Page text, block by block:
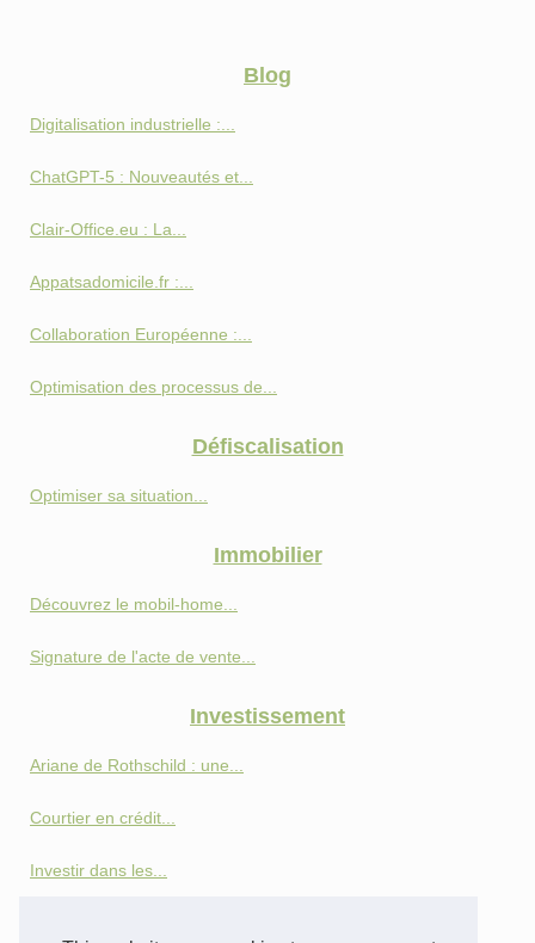
Blog
Digitalisation industrielle :...
ChatGPT-5 : Nouveautés et...
Clair-Office.eu : La...
Appatsadomicile.fr :...
Collaboration Européenne :...
Optimisation des processus de...
Défiscalisation
Optimiser sa situation...
Immobilier
Découvrez le mobil-home...
Signature de l'acte de vente...
Investissement
Ariane de Rothschild : une...
Courtier en crédit...
Investir dans les...